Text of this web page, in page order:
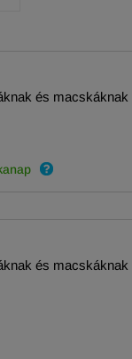
és macskáknak
és macskáknak